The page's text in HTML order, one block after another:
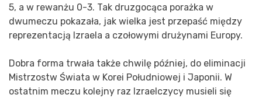
5, a w rewanżu 0-3. Tak druzgocąca porażka w
dwumeczu pokazała, jak wielka jest przepaść między
reprezentacją Izraela a czołowymi drużynami Europy.
Dobra forma trwała także chwilę później, do eliminacji
Mistrzostw Świata w Korei Południowej i Japonii. W
ostatnim meczu kolejny raz Izraelczycy musieli się